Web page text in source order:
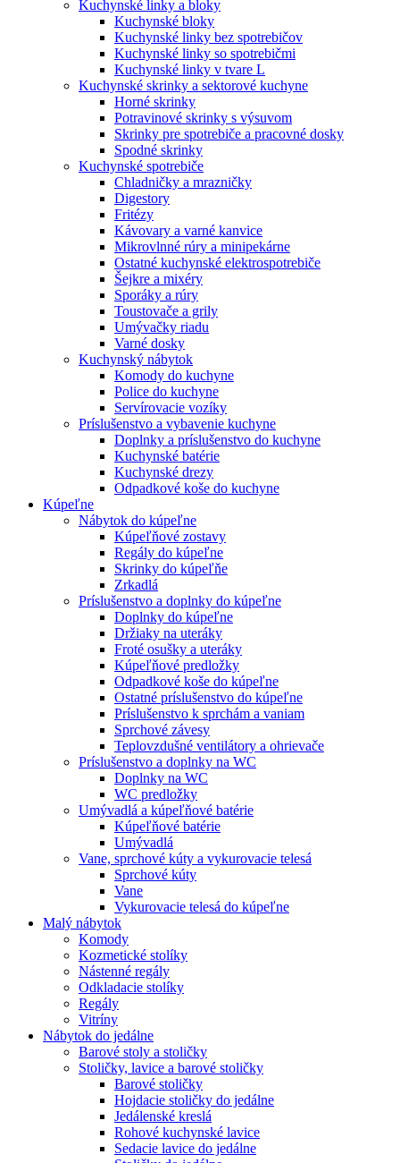
Kuchynské linky a bloky
Kuchynské bloky
Kuchynské linky bez spotrebičov
Kuchynské linky so spotrebičmi
Kuchynské linky v tvare L
Kuchynské skrinky a sektorové kuchyne
Horné skrinky
Potravinové skrinky s výsuvom
Skrinky pre spotrebiče a pracovné dosky
Spodné skrinky
Kuchynské spotrebiče
Chladničky a mrazničky
Digestory
Fritézy
Kávovary a varné kanvice
Mikrovlnné rúry a minipekárne
Ostatné kuchynské elektrospotrebiče
Šejkre a mixéry
Sporáky a rúry
Toustovače a grily
Umývačky riadu
Varné dosky
Kuchynský nábytok
Komody do kuchyne
Police do kuchyne
Servírovacie vozíky
Príslušenstvo a vybavenie kuchyne
Doplnky a príslušenstvo do kuchyne
Kuchynské batérie
Kuchynské drezy
Odpadkové koše do kuchyne
Kúpeľne
Nábytok do kúpeľne
Kúpeľňové zostavy
Regály do kúpeľne
Skrinky do kúpeľňe
Zrkadlá
Príslušenstvo a doplnky do kúpeľne
Doplnky do kúpeľne
Držiaky na uteráky
Froté osušky a uteráky
Kúpeľňové predložky
Odpadkové koše do kúpeľne
Ostatné príslušenstvo do kúpeľne
Príslušenstvo k sprchám a vaniam
Sprchové závesy
Teplovzdušné ventilátory a ohrievače
Príslušenstvo a doplnky na WC
Doplnky na WC
WC predložky
Umývadlá a kúpeľňové batérie
Kúpeľňové batérie
Umývadlá
Vane, sprchové kúty a vykurovacie telesá
Sprchové kúty
Vane
Vykurovacie telesá do kúpeľne
Malý nábytok
Komody
Kozmetické stolíky
Nástenné regály
Odkladacie stolíky
Regály
Vitríny
Nábytok do jedálne
Barové stoly a stoličky
Stoličky, lavice a barové stoličky
Barové stoličky
Hojdacie stoličky do jedálne
Jedálenské kreslá
Rohové kuchynské lavice
Sedacie lavice do jedálne